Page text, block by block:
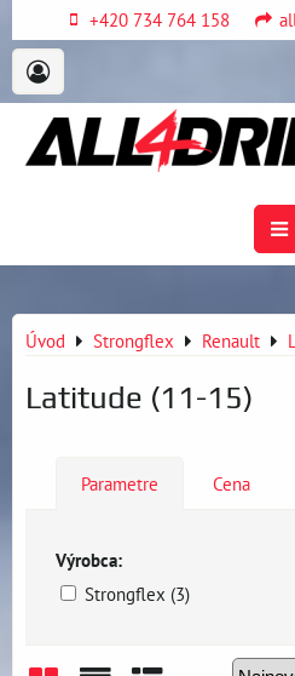
+420 734 764 158
Úvod Strongflex Renault
Latitude (11-15)
Parametre Cena
Výrobca:
Strongflex (3)